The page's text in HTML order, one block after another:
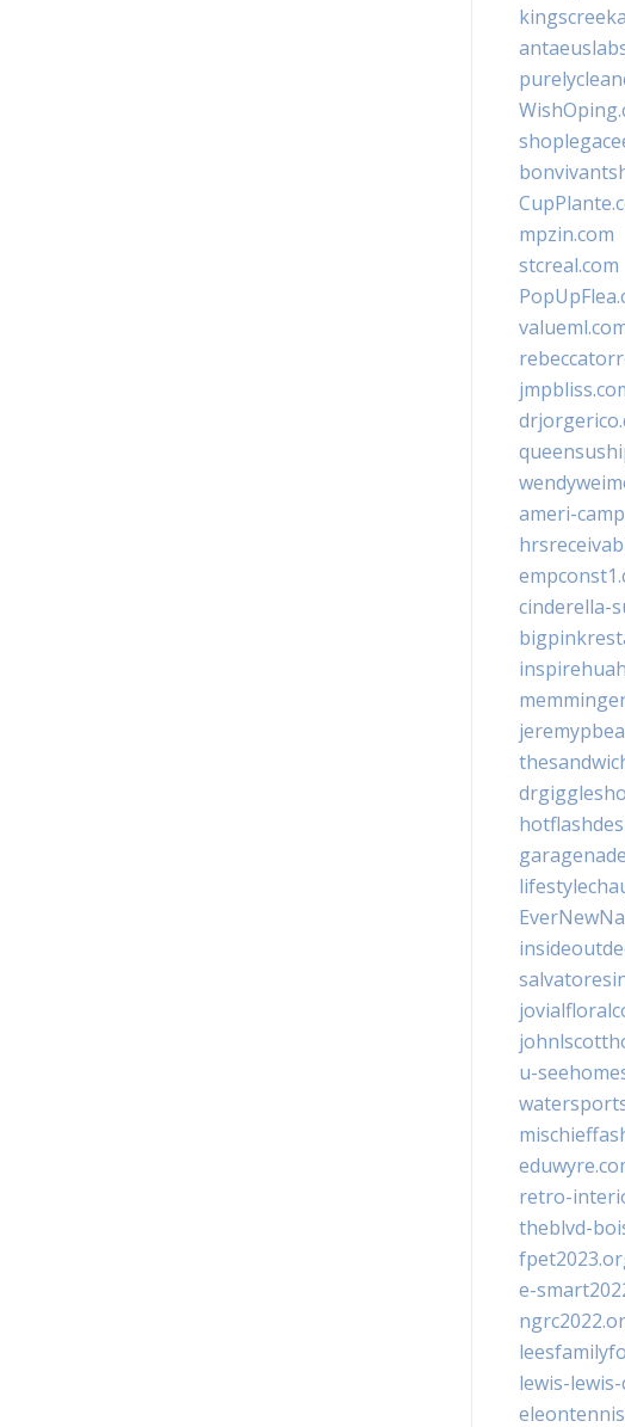
mpzin.com
stcreal.com
ameri-
cinderella-
u-
retro-
theblvd-
e-
lewis-lewis-